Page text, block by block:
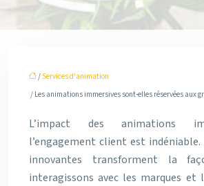
/ Services d'animation
/ Les animations immersives sont-elles réservées aux
L’impact des animations
l’engagement client est indéniable.
innovantes transforment la
interagissons avec les marques et